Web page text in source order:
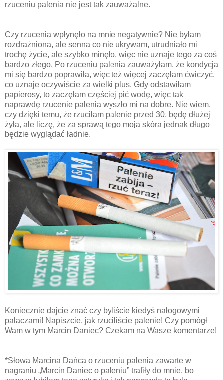
rzuceniu palenia nie jest tak zauważalne.
Czy rzucenia wpłynęło na mnie negatywnie? Nie byłam
rozdrażniona, ale senna co nie ukrywam, utrudniało mi
trochę życie, ale szybko minęło, więc nie uznaje tego za coś
bardzo złego. Po rzuceniu palenia zauważyłam, że kondycja
mi się bardzo poprawiła, więc też więcej zaczęłam ćwiczyć,
co uznaje oczywiście za wielki plus. Gdy odstawiłam
papierosy, to zaczęłam częściej pić wodę, więc tak
naprawdę rzucenie palenia wyszło mi na dobre. Nie wiem,
czy dzięki temu, że rzuciłam palenie przed 30, będę dłużej
żyła, ale liczę, że za sprawą tego moja skóra jednak długo
będzie wyglądać ładnie.
Koniecznie dajcie znać czy byliście kiedyś nałogowymi
palaczami! Napiszcie, jak rzuciliście palenie! Czy pomógł
Wam w tym Marcin Daniec? Czekam na Wasze komentarze!
*Słowa Marcina Dańca o rzuceniu palenia zawarte w
nagraniu „Marcin Daniec o paleniu” trafiły do mnie, bo